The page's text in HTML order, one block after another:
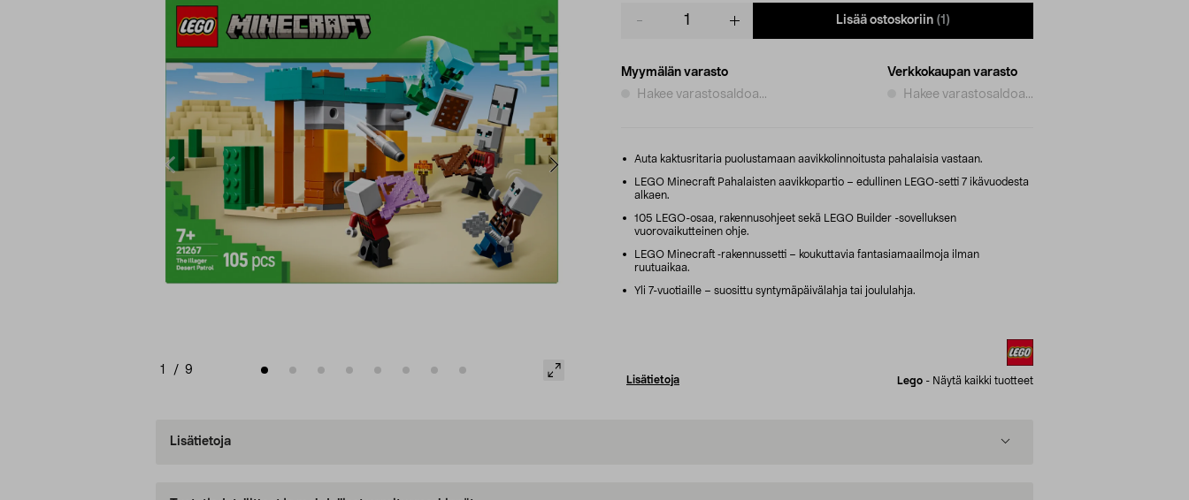
1 / 9
Lisää ostoskoriin (1)
Myymälän varasto
Hakee varastosaldoa...
Verkkokaupan varasto
Hakee varastosaldoa...
Auta kaktusritaria puolustamaan aavikkolinnoitusta pahalaisia vastaan.
LEGO Minecraft Pahalaisten aavikkopartio – edullinen LEGO-setti 7 ikävuodesta
alkaen.
105 LEGO-osaa, rakennusohjeet sekä LEGO Builder -sovelluksen
vuorovaikutteinen ohje.
LEGO Minecraft ‑rakennussetti – koukuttavia fantasiamaailmoja ilman
ruutuaikaa.
Yli 7-vuotiaille – suosittu syntymäpäivälahja tai joululahja.
Lisätietoja Lego - Näytä kaikki tuotteet
Lisätietoja